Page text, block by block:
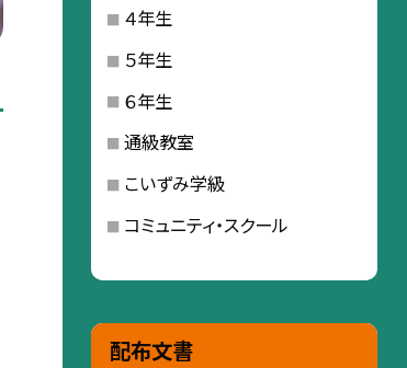
４年生
５年生
６年生
通級教室
こいずみ学級
コミュニティ・スクール
配布文書